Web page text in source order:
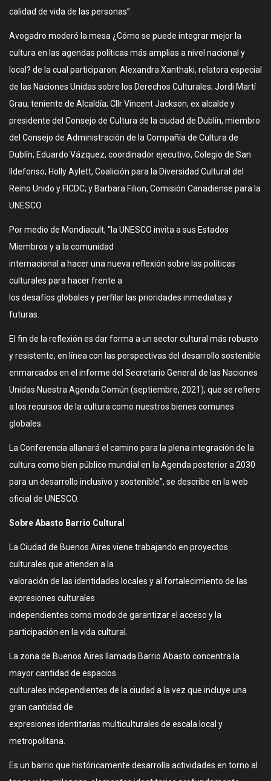
calidad de vida de las personas”.
Avogadro moderó la mesa ¿Cómo se puede integrar mejor la
cultura en las agendas políticas más amplias a nivel nacional y
local? de la cual participaron: Alexandra Xanthaki, relatora especial
de las Naciones Unidas sobre los Derechos Culturales; Jordi Martí
Grau, teniente de Alcaldía; Cllr Vincent Jackson, ex alcalde y
presidente del Consejo de Cultura de la ciudad de Dublín, miembro
del Consejo de Administración de la Compañía de Cultura de
Dublín; Eduardo Vázquez, coordinador ejecutivo, Colegio de San
Ildefonso; Holly Aylett, Coalición para la Diversidad Cultural del
Reino Unido y FICDC; y Barbara Filion, Comisión Canadiense para la
UNESCO.
Por medio de Mondiacult, “la UNESCO invita a sus Estados
Miembros y a la comunidad
internacional a hacer una nueva reflexión sobre las políticas
culturales para hacer frente a
los desafíos globales y perfilar las prioridades inmediatas y
futuras.
El fin de la reflexión es dar forma a un sector cultural más robusto
y resistente, en línea con las perspectivas del desarrollo sostenible
enmarcados en el informe del Secretario General de las Naciones
Unidas Nuestra Agenda Común (septiembre, 2021), que se refiere
a los recursos de la cultura como nuestros bienes comunes
globales.
La Conferencia allanará el camino para la plena integración de la
cultura como bien público mundial en la Agenda posterior a 2030
para un desarrollo inclusivo y sostenible”, se describe en la web
oficial de UNESCO.
Sobre Abasto Barrio Cultural
La Ciudad de Buenos Aires viene trabajando en proyectos
culturales que atienden a la
valoración de las identidades locales y al fortalecimiento de las
expresiones culturales
independientes como modo de garantizar el acceso y la
participación en la vida cultural.
La zona de Buenos Aires llamada Barrio Abasto concentra la
mayor cantidad de espacios
culturales independientes de la ciudad a la vez que incluye una
gran cantidad de
expresiones identitarias multiculturales de escala local y
metropolitana.
Es un barrio que históricamente desarrolla actividades en torno al